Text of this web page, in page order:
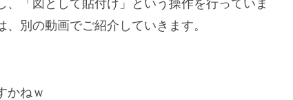
「図として貼付け」という操作を行っていま
別の動画でご紹介していきます。
かねｗ